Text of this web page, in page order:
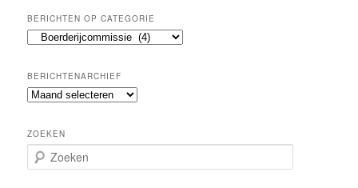
BERICHTEN OP CATEGORIE
Berichten
BERICHTENARCHIEF
Berichtenarchief
ZOEKEN
o